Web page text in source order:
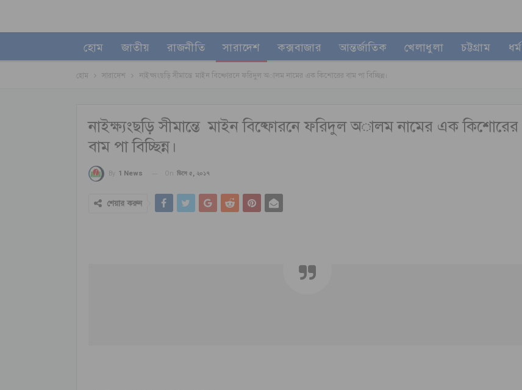
হোম জাতীয় রাজনীতি সারাদেশ কক্সবাজার আন্তর্জাতিক খেলাধুলা চট্টগ্রাম ধর্ম
হোম সারাদেশ নাইক্ষ্যংছড়ি সীমান্তে মাইন বিষ্ফোরনে ফরিদুল অালম নামের এক কিশোরের বাম পা বিচ্ছিন্ন।
নাইক্ষ্যংছড়ি সীমান্তে মাইন বিষ্ফোরনে ফরিদুল অালম নামের এক কিশোরের
বাম পা বিচ্ছিন্ন।
By 1 News On ডিসে ৫, ২০১৭
শেয়ার করুন